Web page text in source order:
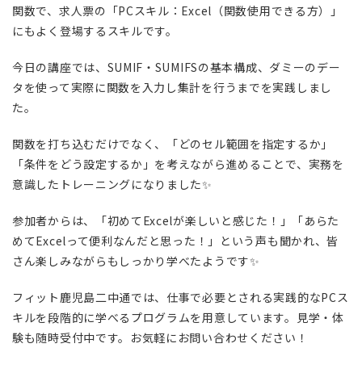
関数で、求人票の「PCスキル：Excel（関数使用できる方）」
にもよく登場するスキルです。
今日の講座では、SUMIF・SUMIFSの基本構成、ダミーのデー
タを使って実際に関数を入力し集計を行うまでを実践しまし
た。
関数を打ち込むだけでなく、「どのセル範囲を指定するか」
「条件をどう設定するか」を考えながら進めることで、実務を
意識したトレーニングになりました✨
参加者からは、「初めてExcelが楽しいと感じた！」「あらた
めてExcelって便利なんだと思った！」という声も聞かれ、皆
さん楽しみながらもしっかり学べたようです✨
フィット鹿児島二中通では、仕事で必要とされる実践的なPCス
キルを段階的に学べるプログラムを用意しています。見学・体
験も随時受付中です。お気軽にお問い合わせください！